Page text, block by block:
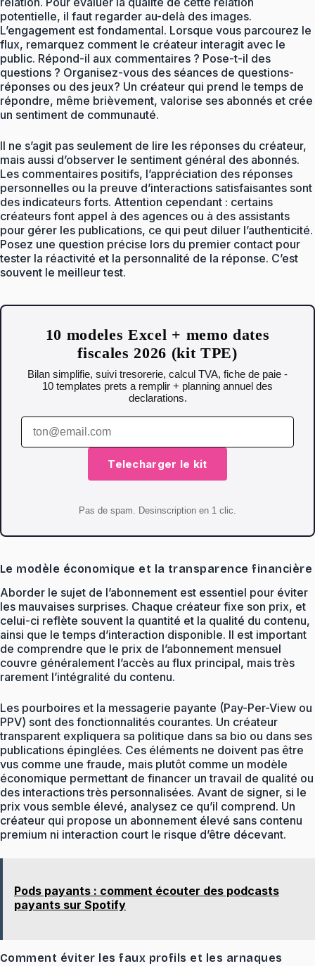
potentielle, il faut regarder au-delà des images.
L’engagement est fondamental. Lorsque vous parcourez le
flux, remarquez comment le créateur interagit avec le
public. Répond-il aux commentaires ? Pose-t-il des
questions ? Organisez-vous des séances de questions-
réponses ou des jeux? Un créateur qui prend le temps de
répondre, même brièvement, valorise ses abonnés et crée
un sentiment de communauté.
Il ne s’agit pas seulement de lire les réponses du créateur,
mais aussi d’observer le sentiment général des abonnés.
Les commentaires positifs, l’appréciation des réponses
personnelles ou la preuve d’interactions satisfaisantes sont
des indicateurs forts. Attention cependant : certains
créateurs font appel à des agences ou à des assistants
pour gérer les publications, ce qui peut diluer l’authenticité.
Posez une question précise lors du premier contact pour
tester la réactivité et la personnalité de la réponse. C’est
souvent le meilleur test.
10 modeles Excel + memo dates
fiscales 2026 (kit TPE)
Bilan simplifie, suivi tresorerie, calcul TVA, fiche de paie -
10 templates prets a remplir + planning annuel des
declarations.
Telecharger le kit
Pas de spam. Desinscription en 1 clic.
Le modèle économique et la transparence financière
Aborder le sujet de l’abonnement est essentiel pour éviter
les mauvaises surprises. Chaque créateur fixe son prix, et
celui-ci reflète souvent la quantité et la qualité du contenu,
ainsi que le temps d’interaction disponible. Il est important
de comprendre que le prix de l’abonnement mensuel
couvre généralement l’accès au flux principal, mais très
rarement l’intégralité du contenu.
Les pourboires et la messagerie payante (Pay-Per-View ou
PPV) sont des fonctionnalités courantes. Un créateur
transparent expliquera sa politique dans sa bio ou dans ses
publications épinglées. Ces éléments ne doivent pas être
vus comme une fraude, mais plutôt comme un modèle
économique permettant de financer un travail de qualité ou
des interactions très personnalisées. Avant de signer, si le
prix vous semble élevé, analysez ce qu’il comprend. Un
créateur qui propose un abonnement élevé sans contenu
premium ni interaction court le risque d’être décevant.
Pods payants : comment écouter des podcasts
payants sur Spotify
Comment éviter les faux profils et les arnaques